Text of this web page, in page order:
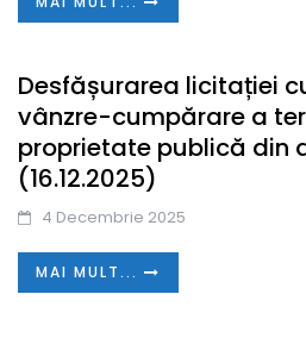
Desfășurarea licitației
vânzre-cumpărare a
proprietate publică din
(16.12.2025)
4 Decembrie 2025
MAI MULT...